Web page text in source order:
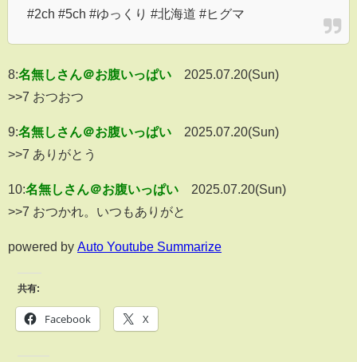
#2ch #5ch #ゆっくり #北海道 #ヒグマ
8:名無しさん＠お腹いっぱい
2025.07.20(Sun)
>>7 おつおつ
9:名無しさん＠お腹いっぱい
2025.07.20(Sun)
>>7 ありがとう
10:名無しさん＠お腹いっぱい
2025.07.20(Sun)
>>7 おつかれ。いつもありがと
powered by Auto Youtube Summarize
共有:
Facebook X